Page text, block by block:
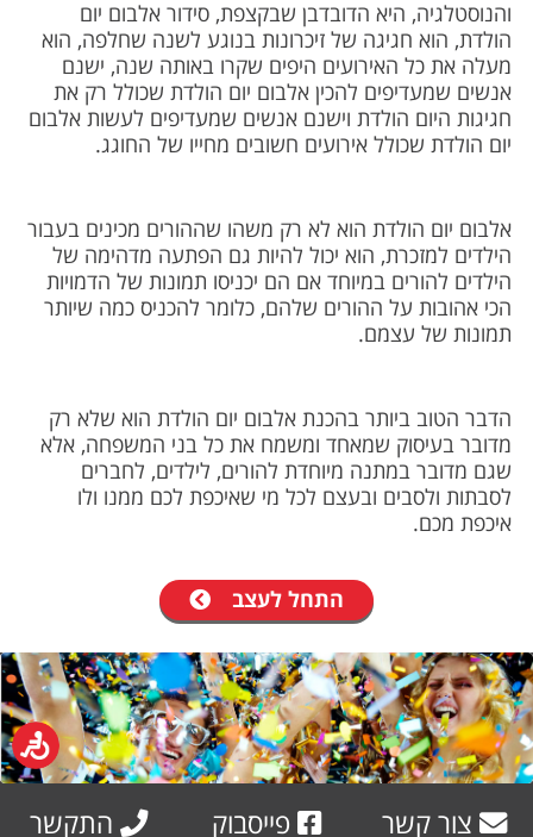
והנוסטלגיה, היא הדובדבן שבקצפת, סידור אלבום יום
הולדת, הוא חגיגה של זיכרונות בנוגע לשנה שחלפה, הוא
מעלה את כל האירועים היפים שקרו באותה שנה, ישנם
אנשים שמעדיפים להכין אלבום יום הולדת שכולל רק את
חגיגות היום הולדת וישנם אנשים שמעדיפים לעשות אלבום
יום הולדת שכולל אירועים חשובים מחייו של החוגג.
אלבום יום הולדת הוא לא רק משהו שההורים מכינים בעבור
הילדים למזכרת, הוא יכול להיות גם הפתעה מדהימה של
הילדים להורים במיוחד אם הם יכניסו תמונות של הדמויות
הכי אהובות על ההורים שלהם, כלומר להכניס כמה שיותר
תמונות של עצמם.
הדבר הטוב ביותר בהכנת אלבום יום הולדת הוא שלא רק
מדובר בעיסוק שמאחד ומשמח את כל בני המשפחה, אלא
שגם מדובר במתנה מיוחדת להורים, לילדים, לחברים
לסבתות ולסבים ובעצם לכל מי שאיכפת לכם ממנו ולו
איכפת מכם.
התחל לעצב
צור קשר פייסבוק התקשר